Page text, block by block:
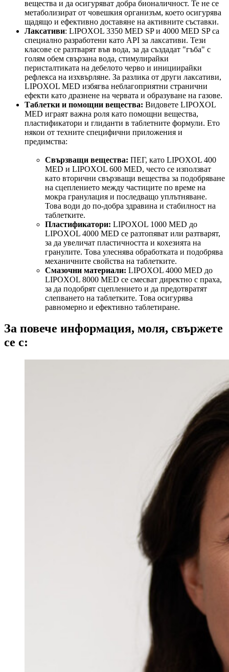
вещества и да осигуряват добра бионаличност. Те не се
метаболизират от човешкия организъм, което осигурява
щадящо и ефективно доставяне на активните съставки.
Лаксативи: LIPOXOL 3350 MED SP и 4000 MED SP са
специално разработени като API за лаксативи. Тези
класове се разтварят във вода, за да създадат "гъба" с
голям обем свързана вода, стимулирайки
перисталтиката на дебелото черво и инициирайки
рефлекса на изхвърляне. За разлика от други лаксативи,
LIPOXOL MED избягва неблагоприятни странични
ефекти като дразнене на червата и образуване на газове.
Таблетки и помощни вещества: Видовете LIPOXOL
MED играят важна роля като помощни вещества,
пластификатори и глиданти в таблетните формули. Ето
някои от техните специфични приложения и
предимства:
Свързващи вещества: ПЕГ, като LIPOXOL 400
MED и LIPOXOL 600 MED, често се използват
като вторични свързващи вещества за подобряване
на сцеплението между частиците по време на
мокра гранулация и последващо уплътняване.
Това води до по-добра здравина и стабилност на
таблетките.
Пластификатори: LIPOXOL 1000 MED до
LIPOXOL 4000 MED се разтопяват или разтварят,
за да увеличат пластичността и кохезията на
гранулите. Това улеснява обработката и подобрява
механичните свойства на таблетките.
Смазочни материали: LIPOXOL 4000 MED до
LIPOXOL 8000 MED се смесват директно с праха,
за да подобрят сцеплението и да предотвратят
слепването на таблетките. Това осигурява
равномерно и ефективно таблетиране.
За повече информация, моля, свържете
се с: